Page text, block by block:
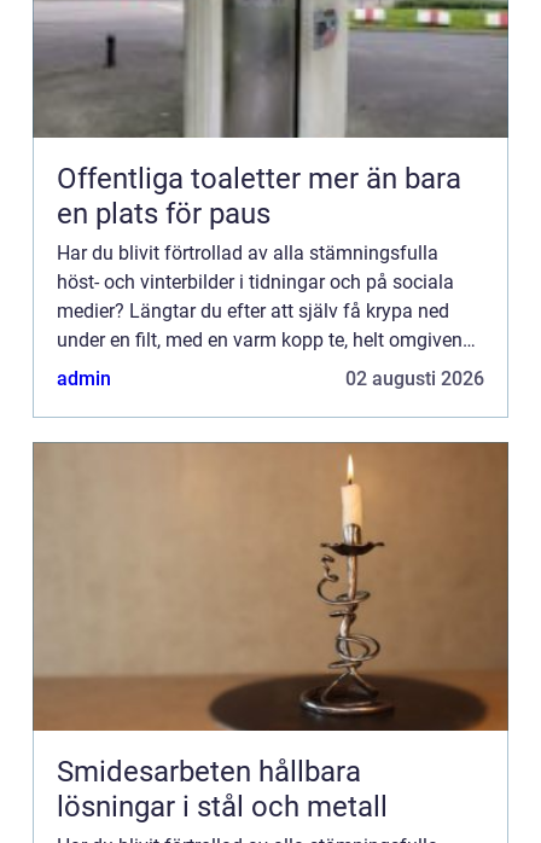
Offentliga toaletter mer än bara
en plats för paus
Har du blivit förtrollad av alla stämningsfulla
höst- och vinterbilder i tidningar och på sociala
medier? Längtar du efter att själv få krypa ned
under en filt, med en varm kopp te, helt omgiven
av en mysig belysning? Lösningen kan vara
admin 02 augusti 2026
Smidesarbeten hållbara
lösningar i stål och metall